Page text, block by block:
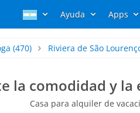
Ayuda Apps
(470) Riviera de São
la comodidad y
Casa para alquiler de